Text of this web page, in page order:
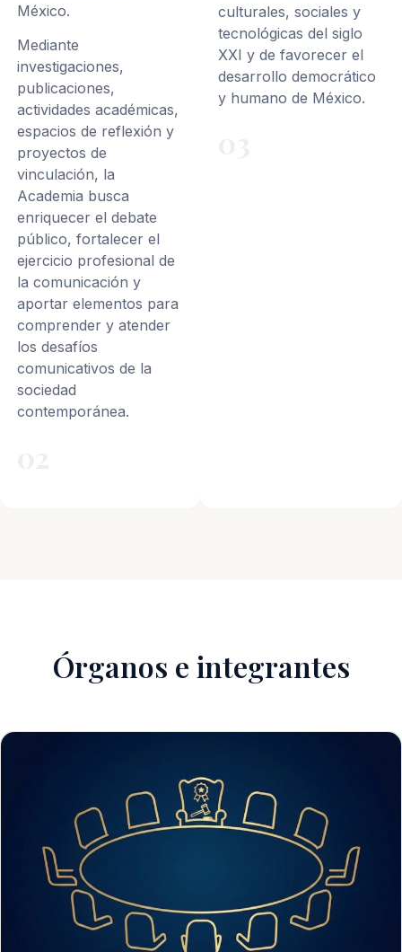
México.
Mediante
investigaciones,
publicaciones,
actividades académicas,
espacios de reflexión y
proyectos de
vinculación, la
Academia busca
enriquecer el debate
público, fortalecer el
ejercicio profesional de
la comunicación y
aportar elementos para
comprender y atender
los desafíos
comunicativos de la
sociedad
contemporánea.
culturales, sociales y
tecnológicas del siglo
XXI y de favorecer el
desarrollo democrático
y humano de México.
Órganos e integrantes